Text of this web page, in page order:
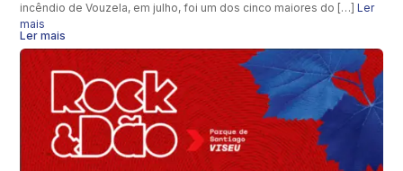
incêndio de Vouzela, em julho, foi um dos cinco maiores do […]Ler
mais
Ler mais